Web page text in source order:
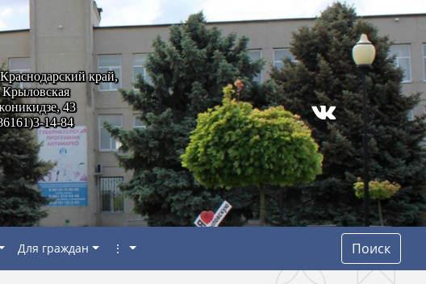
край,
Крыловская
43
14-84
Для граждан ⋮ Поиск